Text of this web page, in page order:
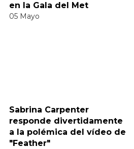
en la Gala del Met
05 Mayo
Sabrina Carpenter
responde divertidamente
a la polémica del vídeo de
"Feather"